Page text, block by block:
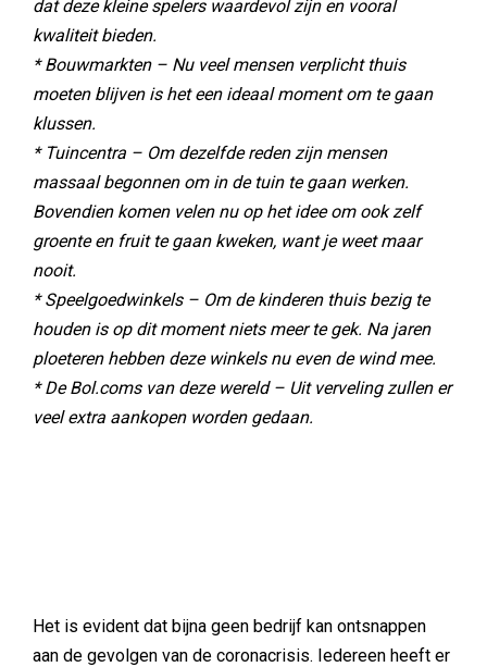
dat deze kleine spelers waardevol zijn en vooral
kwaliteit bieden.
* Bouwmarkten – Nu veel mensen verplicht thuis
moeten blijven is het een ideaal moment om te gaan
klussen.
* Tuincentra – Om dezelfde reden zijn mensen
massaal begonnen om in de tuin te gaan werken.
Bovendien komen velen nu op het idee om ook zelf
groente en fruit te gaan kweken, want je weet maar
nooit.
* Speelgoedwinkels – Om de kinderen thuis bezig te
houden is op dit moment niets meer te gek. Na jaren
ploeteren hebben deze winkels nu even de wind mee.
* De Bol.coms van deze wereld – Uit verveling zullen er
veel extra aankopen worden gedaan.
Het is evident dat bijna geen bedrijf kan ontsnappen
aan de gevolgen van de coronacrisis. Iedereen heeft er